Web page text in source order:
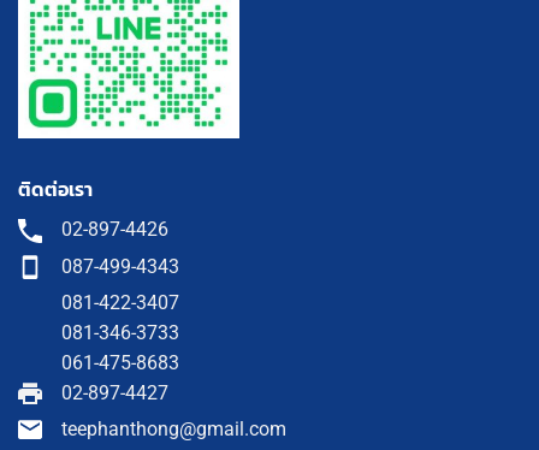
ติดต่อเรา
02-897-4426
087-499-4343
081-422-3407
081-346-3733
061-475-8683
02-897-4427
teephanthong@gmail.com